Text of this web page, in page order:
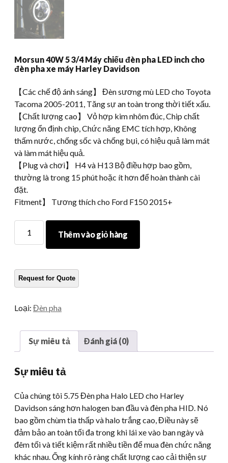
Morsun 40W 5 3/4 Máy chiếu đèn pha LED inch cho
đèn pha xe máy Harley Davidson
【Các chế độ ánh sáng】 Đèn sương mù LED cho Toyota
Tacoma 2005-2011, Tăng sự an toàn trong thời tiết xấu.
【Chất lượng cao】 Vỏ hợp kim nhôm đúc, Chip chất
lượng ổn định chip, Chức năng EMC tích hợp, Không
thấm nước, chống sốc và chống bụi, có hiệu quả làm mát
và làm mát hiệu quả.
【Plug và chơi】 H4 và H13 Bộ điều hợp bao gồm,
thường là trong 15 phút hoặc ít hơn để hoàn thành cài
đặt.
Fitment】 Tương thích cho Ford F150 2015+
40W
Máy
chiếu
pha
pha
máy
Harley
Davidson
Số
lượng
Thêm vào giỏ hàng
Loại: Đèn pha
Sự miêu tả Đánh giá (0)
Sự miêu tả
Của chúng tôi 5.75 Đèn pha Halo LED cho Harley
Davidson sáng hơn halogen ban đầu và đèn pha HID. Nó
bao gồm chùm tia thấp và halo trắng cao, Điều này sẽ
đảm bảo an toàn tối đa trong khi lái xe vào ban ngày và
đêm tối và tiết kiệm rất nhiều tiền để mua đèn chức năng
khác nhau. Ống kính rõ ràng chất lượng cao cải thiện sự